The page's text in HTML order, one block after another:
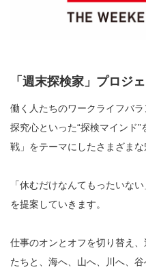
「週末探検家」プロジ
働く人たちのワークライフバ
探究心といった“探検マインド
戦」をテーマにしたさまざまな
「休むだけなんてもったいな
を提案していきます。
仕事のオンとオフを切り替え
たちと、海へ、山へ、川へ、